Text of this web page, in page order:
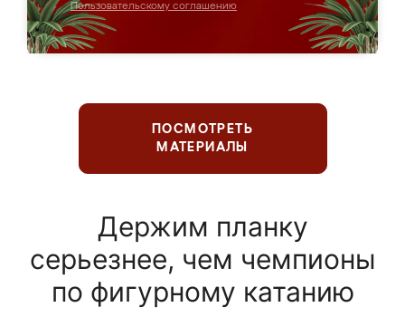
Пользовательскому соглашению
ПОСМОТРЕТЬ
МАТЕРИАЛЫ
Держим планку
серьезнее, чем чемпионы
по фигурному катанию